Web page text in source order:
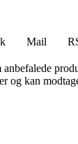
Mail
kan